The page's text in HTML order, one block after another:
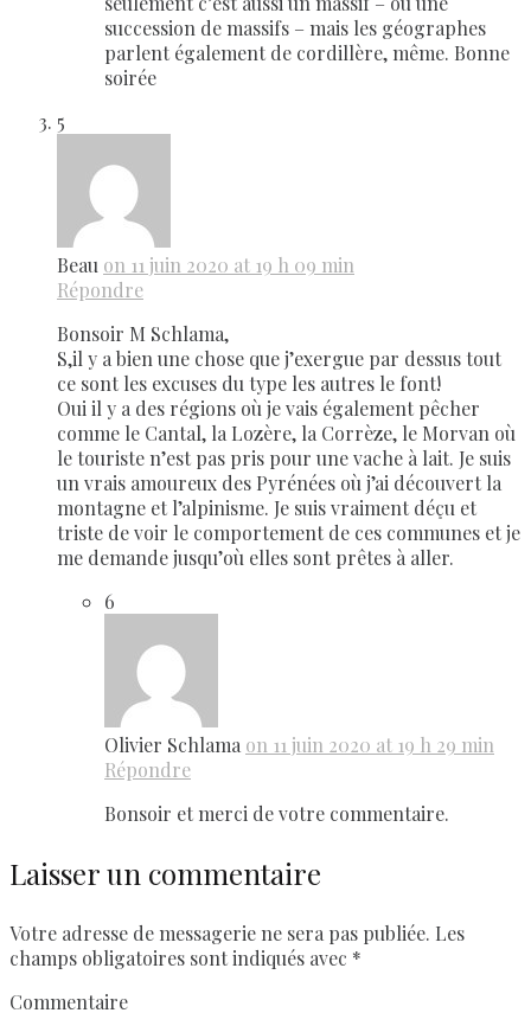
succession de massifs – mais les géographes
parlent également de cordillère, même. Bonne
soirée
5
Beau on 11 juin 2020 at 19 h 09 min
Répondre
Bonsoir M Schlama,
S,il y a bien une chose que j’exergue par dessus tout
ce sont les excuses du type les autres le font!
Oui il y a des régions où je vais également pêcher
comme le Cantal, la Lozère, la Corrèze, le Morvan où
le touriste n’est pas pris pour une vache à lait. Je suis
un vrais amoureux des Pyrénées où j’ai découvert la
montagne et l’alpinisme. Je suis vraiment déçu et
triste de voir le comportement de ces communes et je
me demande jusqu’où elles sont prêtes à aller.
6
Olivier Schlama on 11 juin 2020 at 19 h 29 min
Répondre
Bonsoir et merci de votre commentaire.
Laisser un commentaire
Votre adresse de messagerie ne sera pas publiée. Les
champs obligatoires sont indiqués avec *
Commentaire